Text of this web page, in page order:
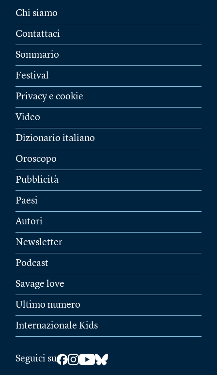
Chi siamo
Contattaci
Sommario
Festival
Privacy e cookie
Video
Dizionario italiano
Oroscopo
Pubblicità
Paesi
Autori
Newsletter
Podcast
Savage love
Ultimo numero
Internazionale Kids
Seguici su